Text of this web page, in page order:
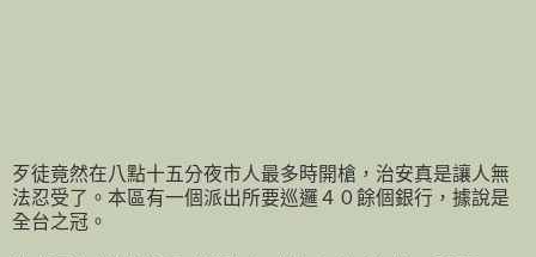
歹徒竟然在八點十五分夜市人最多時開槍，治安真是讓人無
法忍受了。本區有一個派出所要巡邏４０餘個銀行，據說是
全台之冠。